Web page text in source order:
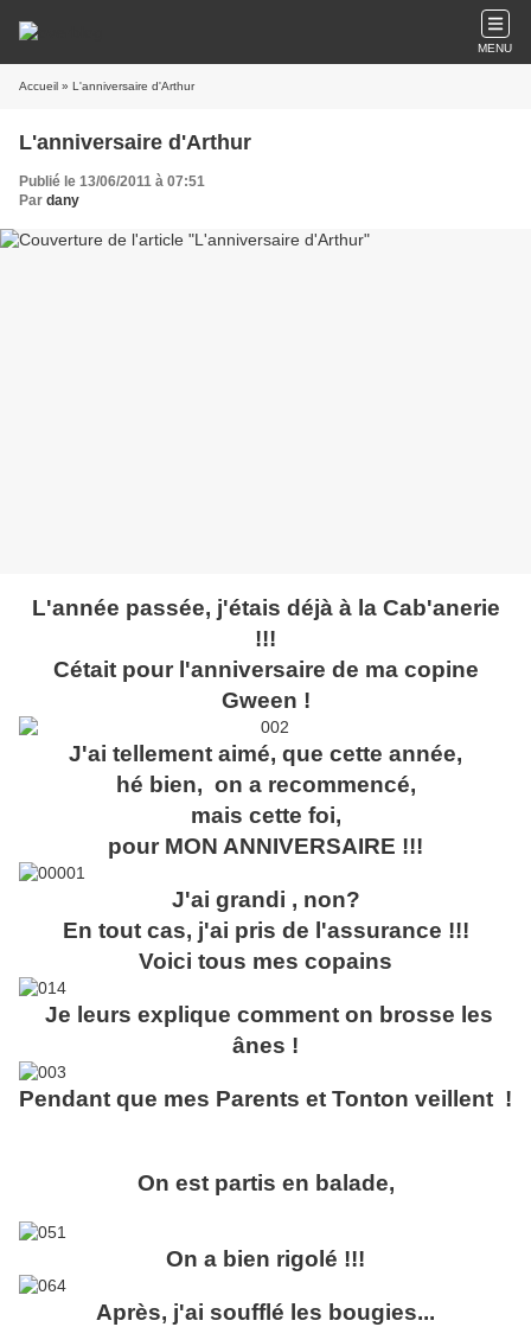
MENU
Accueil » L'anniversaire d'Arthur
L'anniversaire d'Arthur
Publié le 13/06/2011 à 07:51
Par dany
L'année passée, j'étais déjà à la Cab'anerie
!!!
Cétait pour l'anniversaire de ma copine
Gween !
J'ai tellement aimé, que cette année,
hé bien, on a recommencé,
mais cette foi,
pour MON ANNIVERSAIRE !!!
J'ai grandi , non?
En tout cas, j'ai pris de l'assurance !!!
Voici tous mes copains
Je leurs explique comment on brosse les
ânes !
Pendant que mes Parents et Tonton veillent !
On est partis en balade,
On a bien rigolé !!!
Après, j'ai soufflé les bougies...